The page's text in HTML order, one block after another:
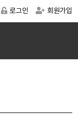
로그인 회원가입